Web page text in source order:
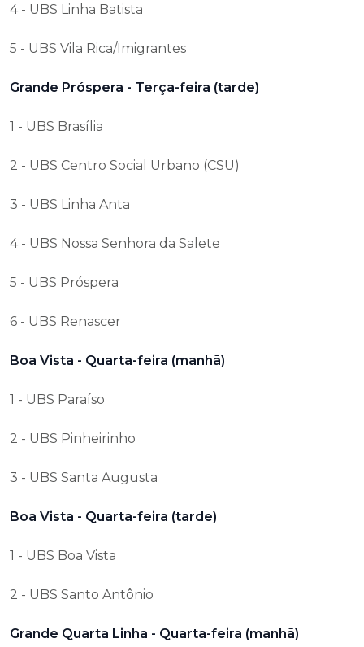
4 - UBS Linha Batista
5 - UBS Vila Rica/Imigrantes
Grande Próspera - Terça-feira (tarde)
1 - UBS Brasília
2 - UBS Centro Social Urbano (CSU)
3 - UBS Linha Anta
4 - UBS Nossa Senhora da Salete
5 - UBS Próspera
6 - UBS Renascer
Boa Vista - Quarta-feira (manhã)
1 - UBS Paraíso
2 - UBS Pinheirinho
3 - UBS Santa Augusta
Boa Vista - Quarta-feira (tarde)
1 - UBS Boa Vista
2 - UBS Santo Antônio
Grande Quarta Linha - Quarta-feira (manhã)